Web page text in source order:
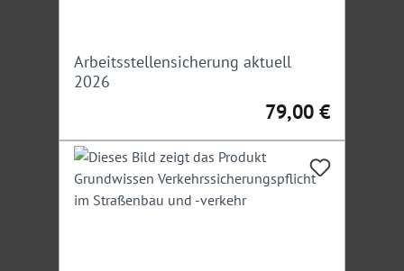
Arbeitsstellensicherung aktuell
2026
Regulärer Preis:
79,00 €